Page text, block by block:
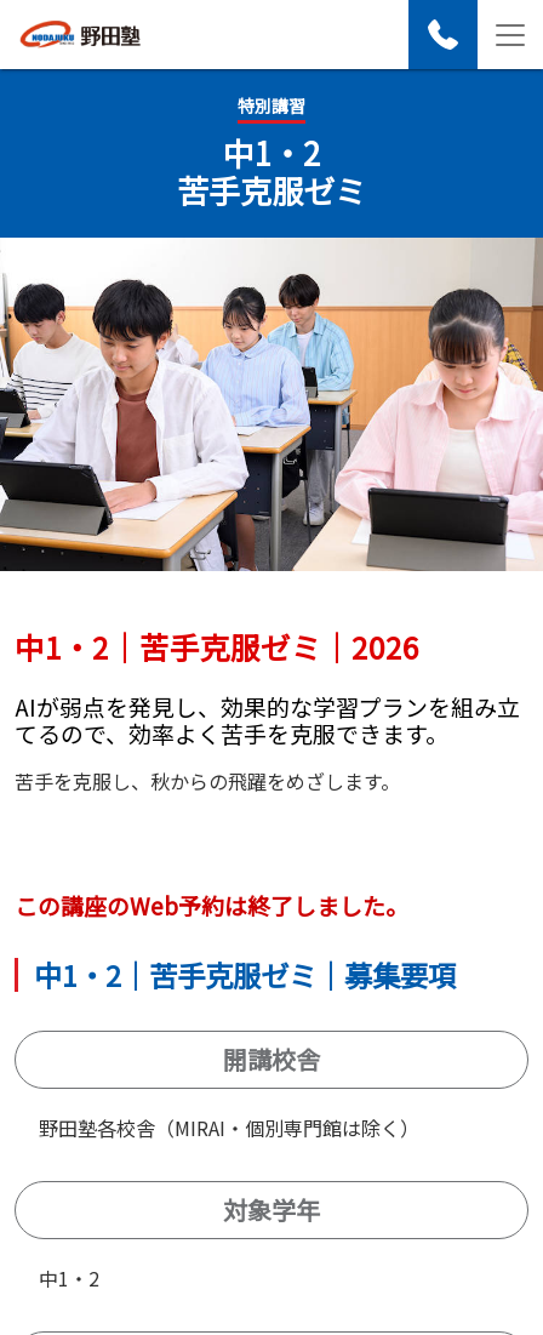
特別講習
中1・2
苦手克​服ゼミ
中1・2｜苦手克服ゼミ｜2026
AIが弱点を発見し、効果的な学習プランを組み立
てるので、効率よく苦手を克服できます。
苦手を克服し、秋からの飛躍をめざします。
この講座のWeb予約は終了しました。
中1・2｜苦手克服ゼミ｜募集要項
開講校舎
野田塾各校舎（MIRAI・個別専門館は除く）
対象学年
中1・2